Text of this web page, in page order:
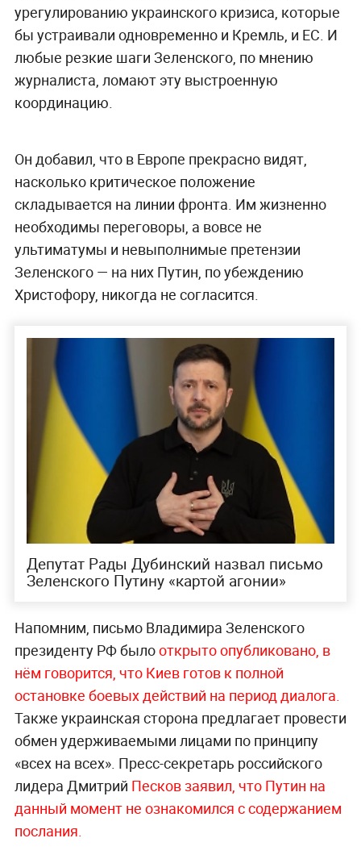
урегулированию украинского кризиса, которые
бы устраивали одновременно и Кремль, и ЕС. И
любые резкие шаги Зеленского, по мнению
журналиста, ломают эту выстроенную
координацию.
Он добавил, что в Европе прекрасно видят,
насколько критическое положение
складывается на линии фронта. Им жизненно
необходимы переговоры, а вовсе не
ультиматумы и невыполнимые претензии
Зеленского — на них Путин, по убеждению
Христофору, никогда не согласится.
Депутат Рады Дубинский назвал письмо
Зеленского Путину «картой агонии»
Напомним, письмо Владимира Зеленского
президенту РФ былооткрыто опубликовано, в
нём говорится, что Киев готов к полной
остановке боевых действий на период диалога.
Также украинская сторона предлагает провести
обмен удерживаемыми лицами по принципу
«всех на всех». Пресс-секретарь российского
лидера Дмитрий Песков заявил, что Путин на
данный момент не ознакомился с содержанием
послания.